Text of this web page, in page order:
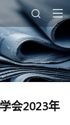
会2023年